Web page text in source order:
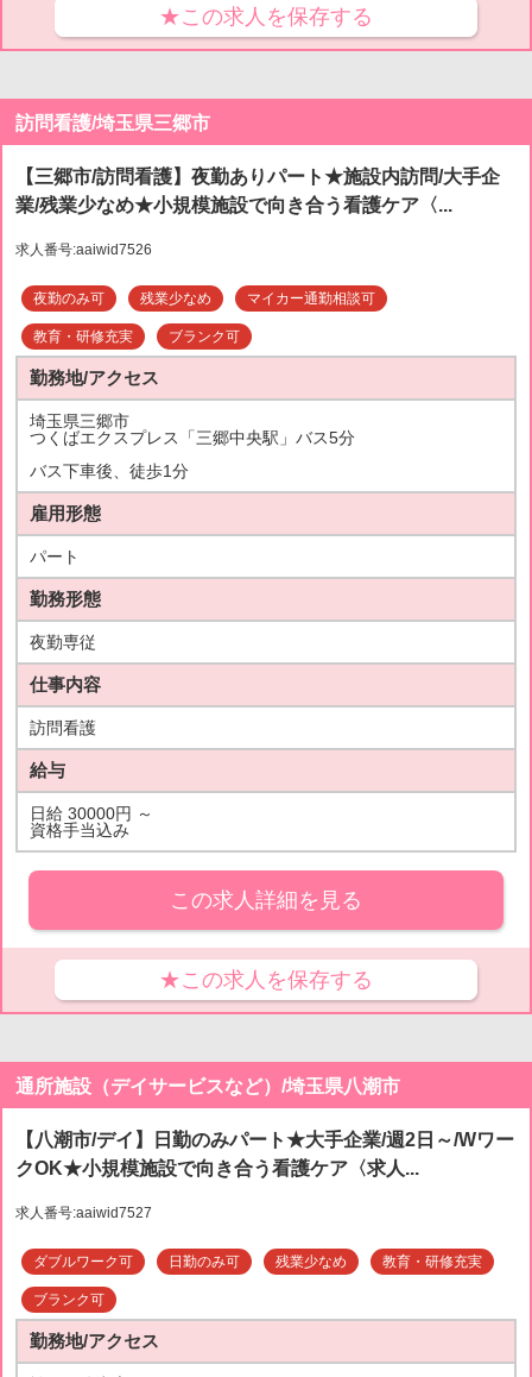
★この求人を保存する
訪問看護/埼玉県三郷市
【三郷市/訪問看護】夜勤ありパート★施設内訪問/大手企
業/残業少なめ★小規模施設で向き合う看護ケア〈...
求人番号:aaiwid7526
夜勤のみ可 残業少なめ マイカー通勤相談可
教育・研修充実 ブランク可
勤務地/アクセス
埼玉県三郷市
つくばエクスプレス「三郷中央駅」バス5分
バス下車後、徒歩1分
雇用形態
パート
勤務形態
夜勤専従
仕事内容
訪問看護
給与
日給 30000円 ～
資格手当込み
この求人詳細を見る
★この求人を保存する
通所施設（デイサービスなど）/埼玉県八潮市
【八潮市/デイ】日勤のみパート★大手企業/週2日～/Wワー
クOK★小規模施設で向き合う看護ケア〈求人...
求人番号:aaiwid7527
ダブルワーク可 日勤のみ可 残業少なめ 教育・研修充実
ブランク可
勤務地/アクセス